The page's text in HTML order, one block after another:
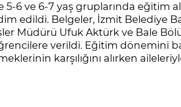
6 ve 6-7 yaş gruplarında eğitim
edildi. Belgeler, İzmit Belediye
Müdürü Ufuk Aktürk ve Bale
verildi. Eğitim dönemini
karşılığını alırken